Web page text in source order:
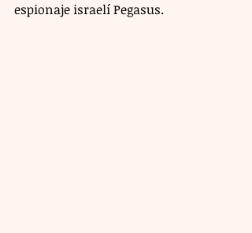
espionaje israelí Pegasus.